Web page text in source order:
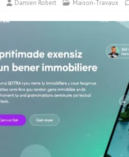
Damien Robert Maison-Travaux